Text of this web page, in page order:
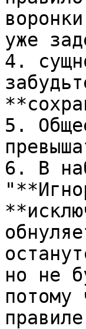
уже
4.
5.
6. В
но не
потому